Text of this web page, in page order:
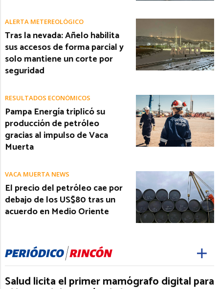
ALERTA METEREOLÓGICO
Tras la nevada: Añelo habilita
sus accesos de forma parcial y
solo mantiene un corte por
seguridad
RESULTADOS ECONÓMICOS
Pampa Energía triplicó su
producción de petróleo
gracias al impulso de Vaca
Muerta
VACA MUERTA NEWS
El precio del petróleo cae por
debajo de los US$80 tras un
acuerdo en Medio Oriente
Salud licita el primer mamógrafo digital para